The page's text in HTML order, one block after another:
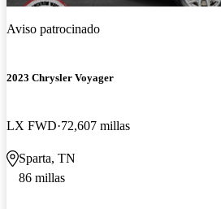
Aviso patrocinado
2023 Chrysler Voyager
LX FWD 72,607 millas
Sparta, TN
86 millas